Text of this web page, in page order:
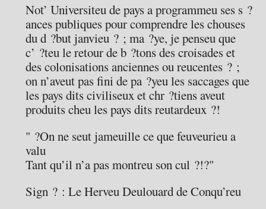
Not’ Universiteu de pays a programmeu ses s ?
ances publiques pour comprendre les chouses
du d ?but janvieu ? ; ma ?ye, je penseu que
c’ ?teu le retour de b ?tons des croisades et
des colonisations anciennes ou reucentes ? ;
on n’aveut pas fini de pa ?yeu les saccages que
les pays dits civiliseux et chr ?tiens aveut
produits cheu les pays dits reutardeux ?!
" ?On ne seut jameuille ce que feuveurieu a
valu
Tant qu’il n’a pas montreu son cul ?!?"
Sign ? : Le Herveu Deulouard de Conqu’reu